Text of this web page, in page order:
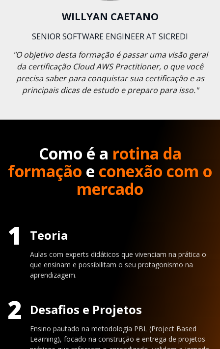
WILLYAN CAETANO
SENIOR SOFTWARE ENGINEER AT SICREDI
"O objetivo desta formação é passar uma visão geral
da certificação Cloud AWS Practitioner, o que você
precisa saber para conquistar sua certificação e as
principais dicas de estudo e preparo para isso."
Como é a rotina da
formação e conexão com o
mercado
1 Teoria
Aulas com experts didáticos que vivenciam na prática o
que ensinam e possibilitam o seu protagonismo na
aprendizagem.
2 Desafios e Projetos
Ensino pautado na metodologia PBL (Project Based
Learning), focado na construção e entrega de projetos